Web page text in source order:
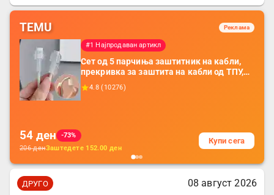
TEMU Реклама
#1 Најпродаван артикл
Сет од 5 парчиња заштитник на кабли,
прекривка за заштита на кабли од ТПУ,
додатоци за заштита на кабли, без
батерија, за мобилни телефони, комплет
4.8 ( 10276)
54 ден
-73%
206денЗаштедете 152.00 ден
Купи сега
ДРУГО
08 август 2026